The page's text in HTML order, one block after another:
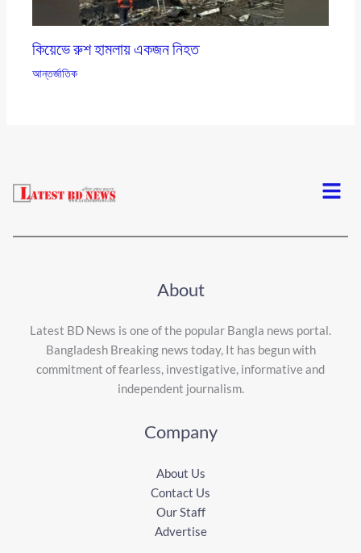
কিয়েভে রুশ হামলায় একজন নিহত
আন্তর্জাতিক
Menu
About
Latest BD News is one of the popular Bangla news portal.
Bangladesh Breaking news today, It has begun with
commitment of fearless, investigative, informative and
independent journalism.
Company
About Us
Contact Us
Our Staff
Advertise